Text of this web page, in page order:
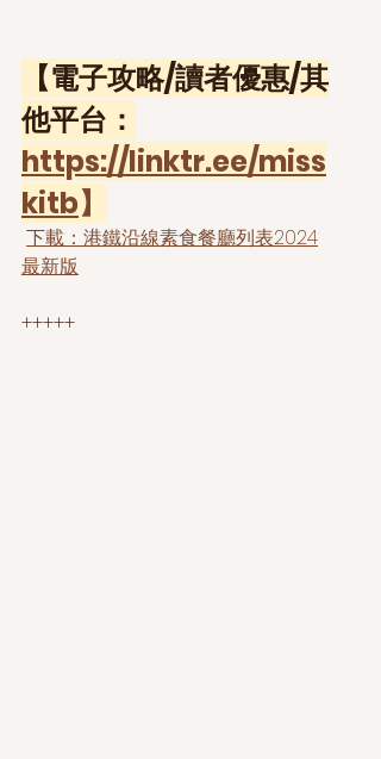
【電子攻略/讀者優惠/其
他平台：
https://linktr.ee/miss
kitb】
下載：港鐵沿線素食餐廳列表2024
最新版
+++++